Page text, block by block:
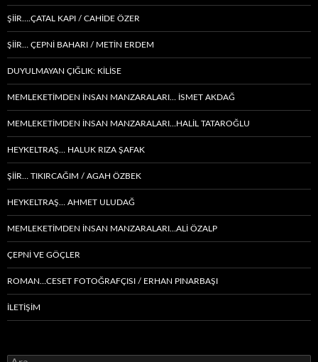
ŞİİR….ÇATAL KAPI / CAHİDE ÖZER
ŞİİR… ÇEPNI BAHARI / METİN ERDEM
DUYULMAYAN ÇIĞLIK: KİLİSE
MEMLEKETIMDEN INSAN MANZARALARI… İSMET AKDAĞ
MEMLEKETIMDEN INSAN MANZARALARI…HALİL TATAROĞLU
HEYKELTRAŞ… HALUK RIZA ŞAFAK
ŞIIR… TIKIRCAĞIM / AGAH ÖZBEK
HEYKELTRAŞ… AHMET ULUDAĞ
MEMLEKETIMDEN INSAN MANZARALARI…ALİ ÖZALP
ÇEPNI VE GÖÇLER
ROMAN…CESET FOTOĞRAFÇISI / ERHAN PINARBAŞI
İLETİŞİM